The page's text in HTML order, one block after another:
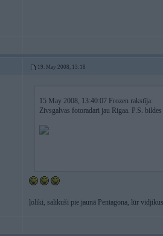
19. May 2008, 13:18
15 May 2008, 13:40:07 Frozen rakstīja:
Zivsgalvas fotoradari jau Rigaa. P.S.
ļoliki, salikuši pie jaunā Pentagona, lūr vidjikus